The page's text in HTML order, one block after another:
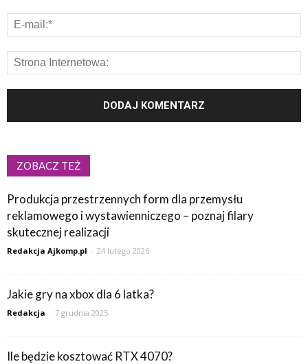
ZOBACZ TEŻ
Produkcja przestrzennych form dla przemysłu
reklamowego i wystawienniczego – poznaj filary
skutecznej realizacji
Redakcja Ajkomp.pl - 24 lutego 2026
Jakie gry na xbox dla 6 latka?
Redakcja - 7 grudnia 2025
Ile będzie kosztować RTX 4070?